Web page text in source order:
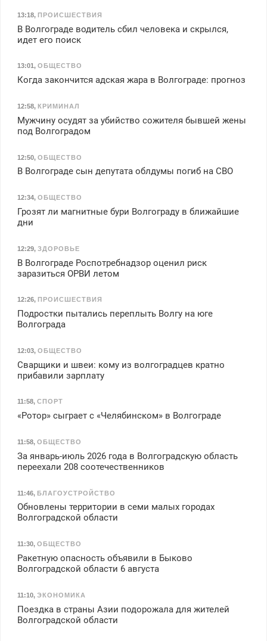
13:18, ПРОИСШЕСТВИЯ
В Волгограде водитель сбил человека и скрылся,
идет его поиск
13:01 , ОБЩЕСТВО
Когда закончится адская жара в Волгограде: прогноз
12:58, КРИМИНАЛ
Мужчину осудят за убийство сожителя бывшей жены
под Волгоградом
12:50, ОБЩЕСТВО
В Волгограде сын депутата облдумы погиб на СВО
12:34, ОБЩЕСТВО
Грозят ли магнитные бури Волгограду в ближайшие
дни
12:29, ЗДОРОВЬЕ
В Волгограде Роспотребнадзор оценил риск
заразиться ОРВИ летом
12:26, ПРОИСШЕСТВИЯ
Подростки пытались переплыть Волгу на юге
Волгограда
12:03, ОБЩЕСТВО
Сварщики и швеи: кому из волгоградцев кратно
прибавили зарплату
11:58, СПОРТ
«Ротор» сыграет с «Челябинском» в Волгограде
11:58, ОБЩЕСТВО
За январь-июль 2026 года в Волгоградскую область
переехали 208 соотечественников
11:46, БЛАГОУСТРОЙСТВО
Обновлены территории в семи малых городах
Волгоградской области
11:30, ОБЩЕСТВО
Ракетную опасность объявили в Быково
Волгоградской области 6 августа
11:10, ЭКОНОМИКА
Поездка в страны Азии подорожала для жителей
Волгоградской области